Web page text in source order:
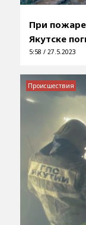
При
Якутске
5:58 / 27.5.2023
Происшествия